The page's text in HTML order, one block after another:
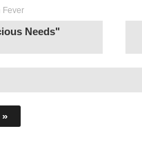
Fever
Needs"